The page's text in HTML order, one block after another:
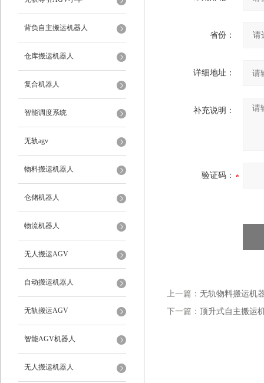
背负自主搬运机器人
仓库搬运机器人
复合机器人
智能调度系统
无轨agv
物料搬运机器人
仓储机器人
物流机器人
无人搬运AGV
自动搬运机器人
无轨搬运AGV
智能AGV机器人
无人搬运机器人
省份：
详细地址：
补充说明：
验证码：
上一篇： 无轨物料搬运机
下一篇： 顶升式自主搬运